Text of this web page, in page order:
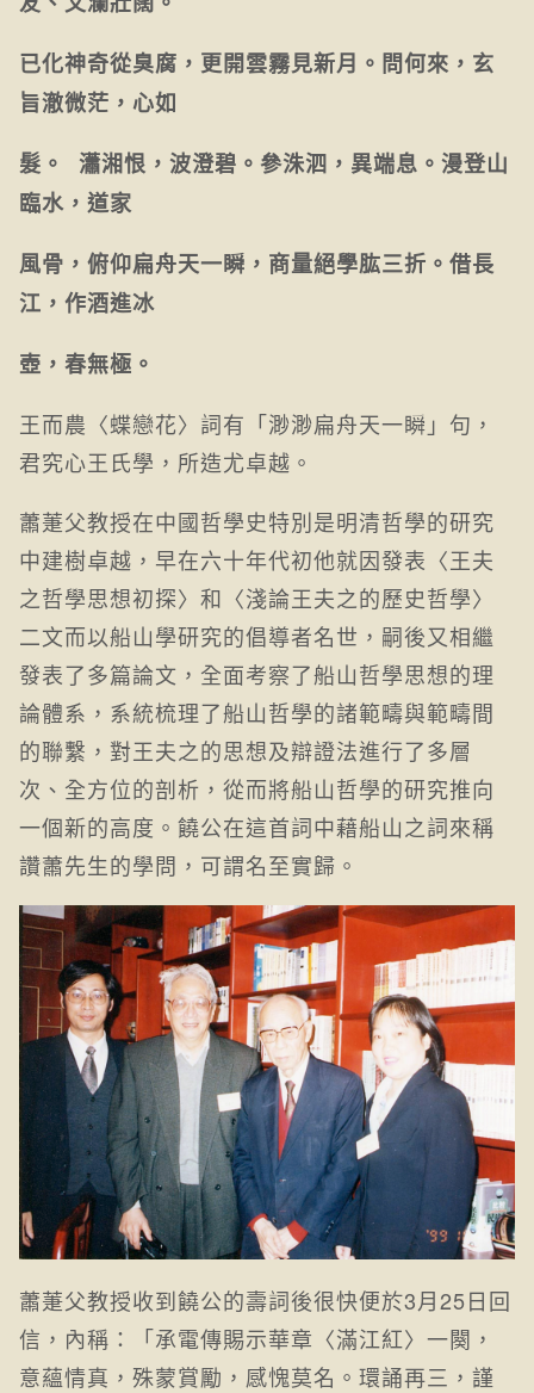
已化神奇從臭腐，更開雲霧見新月。問何來，玄
旨澈微茫，心如
髮。 瀟湘恨，波澄碧。參洙泗，異端息。漫登山
臨水，道家
風骨，俯仰扁舟天一瞬，商量絕學肱三折。借長
江，作酒進冰
壺，春無極。
王而農〈蝶戀花〉詞有「渺渺扁舟天一瞬」句，
君究心王氏學，所造尤卓越。
蕭萐父教授在中國哲學史特別是明清哲學的研究
中建樹卓越，早在六十年代初他就因發表〈王夫
之哲學思想初探〉和〈淺論王夫之的歷史哲學〉
二文而以船山學研究的倡導者名世，嗣後又相繼
發表了多篇論文，全面考察了船山哲學思想的理
論體系，系統梳理了船山哲學的諸範疇與範疇間
的聯繫，對王夫之的思想及辯證法進行了多層
次、全方位的剖析，從而將船山哲學的研究推向
一個新的高度。饒公在這首詞中藉船山之詞來稱
讚蕭先生的學問，可謂名至實歸。
蕭萐父教授收到饒公的壽詞後很快便於3月25日回
信，內稱：「承電傳賜示華章〈滿江紅〉一闋，
意蘊情真，殊蒙賞勵，感愧莫名。環誦再三，謹